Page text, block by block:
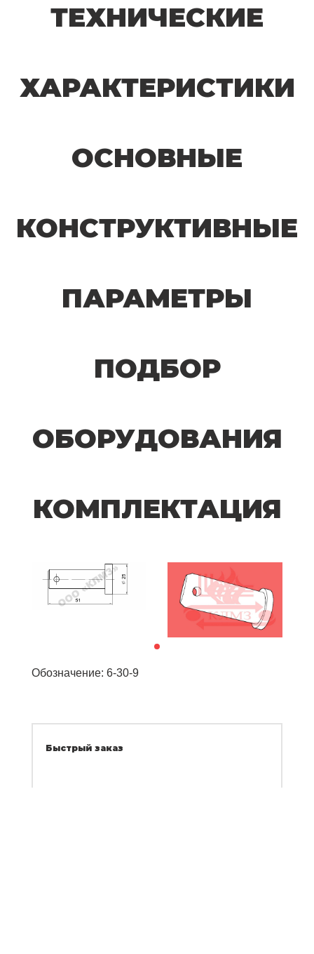
ТЕХНИЧЕСКИЕ
ХАРАКТЕРИСТИКИ
ОСНОВНЫЕ
КОНСТРУКТИВНЫЕ
ПАРАМЕТРЫ
ПОДБОР
ОБОРУДОВАНИЯ
КОМПЛЕКТАЦИЯ
Обозначение: 6-30-9
Быстрый заказ